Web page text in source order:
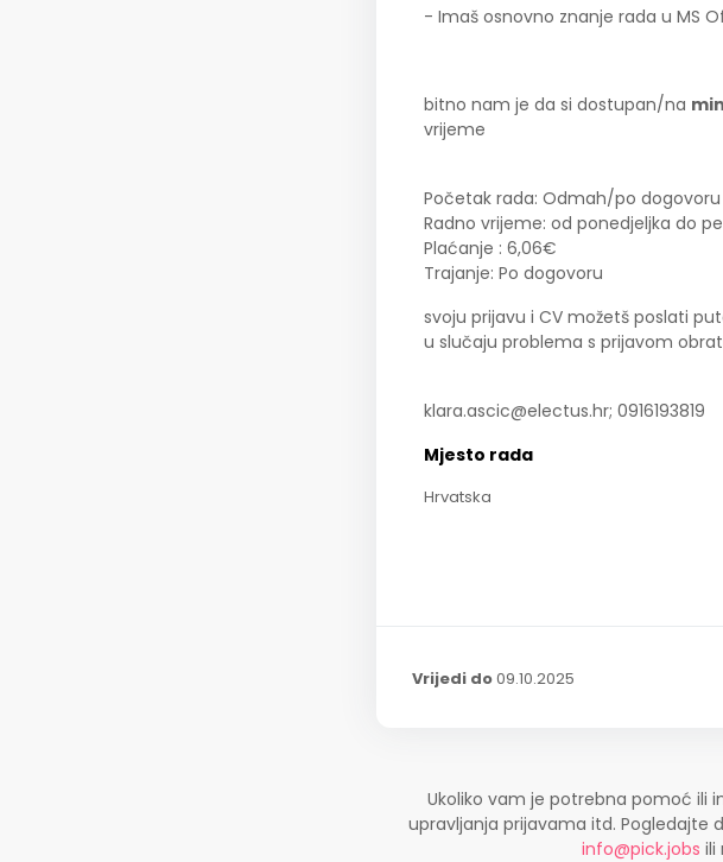
- Imaš osnovno znanje rada u MS
bitno nam je da si dostupan/na
vrijeme
Početak rada: Odmah/po dogovoru
Radno vrijeme: od ponedjeljka do
Plaćanje : 6,06€
Trajanje: Po dogovoru
svoju prijavu i CV možetš poslati
u slučaju problema s prijavom
klara.ascic@electus.hr; 0916193819
Mjesto rada
Hrvatska
Vrijedi do09.10.2025
Ukoliko vam je potrebna pomoć ili
upravljanja prijavama itd. Pogledajte
info@pick.jobs ili